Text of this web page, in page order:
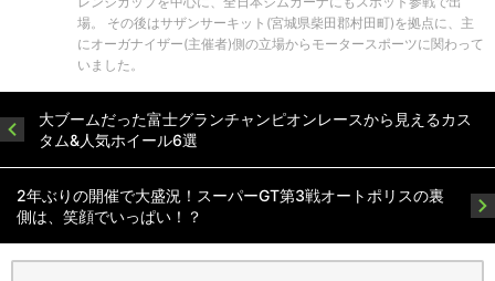
場。 その後はサザンサーキット(宮城県柴田郡村田町)を拠点に、主
にオーガナイザー(主催者)側の立場からモータースポーツに関わって
いました。
大ブームだった富士グランチャンピオンレースから見えるカス
タム&人気ホイール6選
2年ぶりの開催で大盛況！スーパーGT第3戦オートポリスの裏
側は、笑顔でいっぱい！？